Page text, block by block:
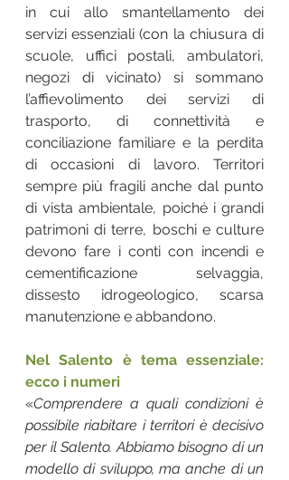
in cui allo smantellamento dei
servizi essenziali (con la chiusura di
scuole, uffici postali, ambulatori,
negozi di vicinato) si sommano
l’affievolimento dei servizi di
trasporto, di connettività e
conciliazione familiare e la perdita
di occasioni di lavoro. Territori
sempre più fragili anche dal punto
di vista ambientale, poiché i grandi
patrimoni di terre, boschi e culture
devono fare i conti con incendi e
cementificazione selvaggia,
dissesto idrogeologico, scarsa
manutenzione e abbandono.
Nel Salento è tema essenziale:
ecco i numeri
«Comprendere a quali condizioni è
possibile riabitare i territori è decisivo
per il Salento. Abbiamo bisogno di un
modello di sviluppo, ma anche di un